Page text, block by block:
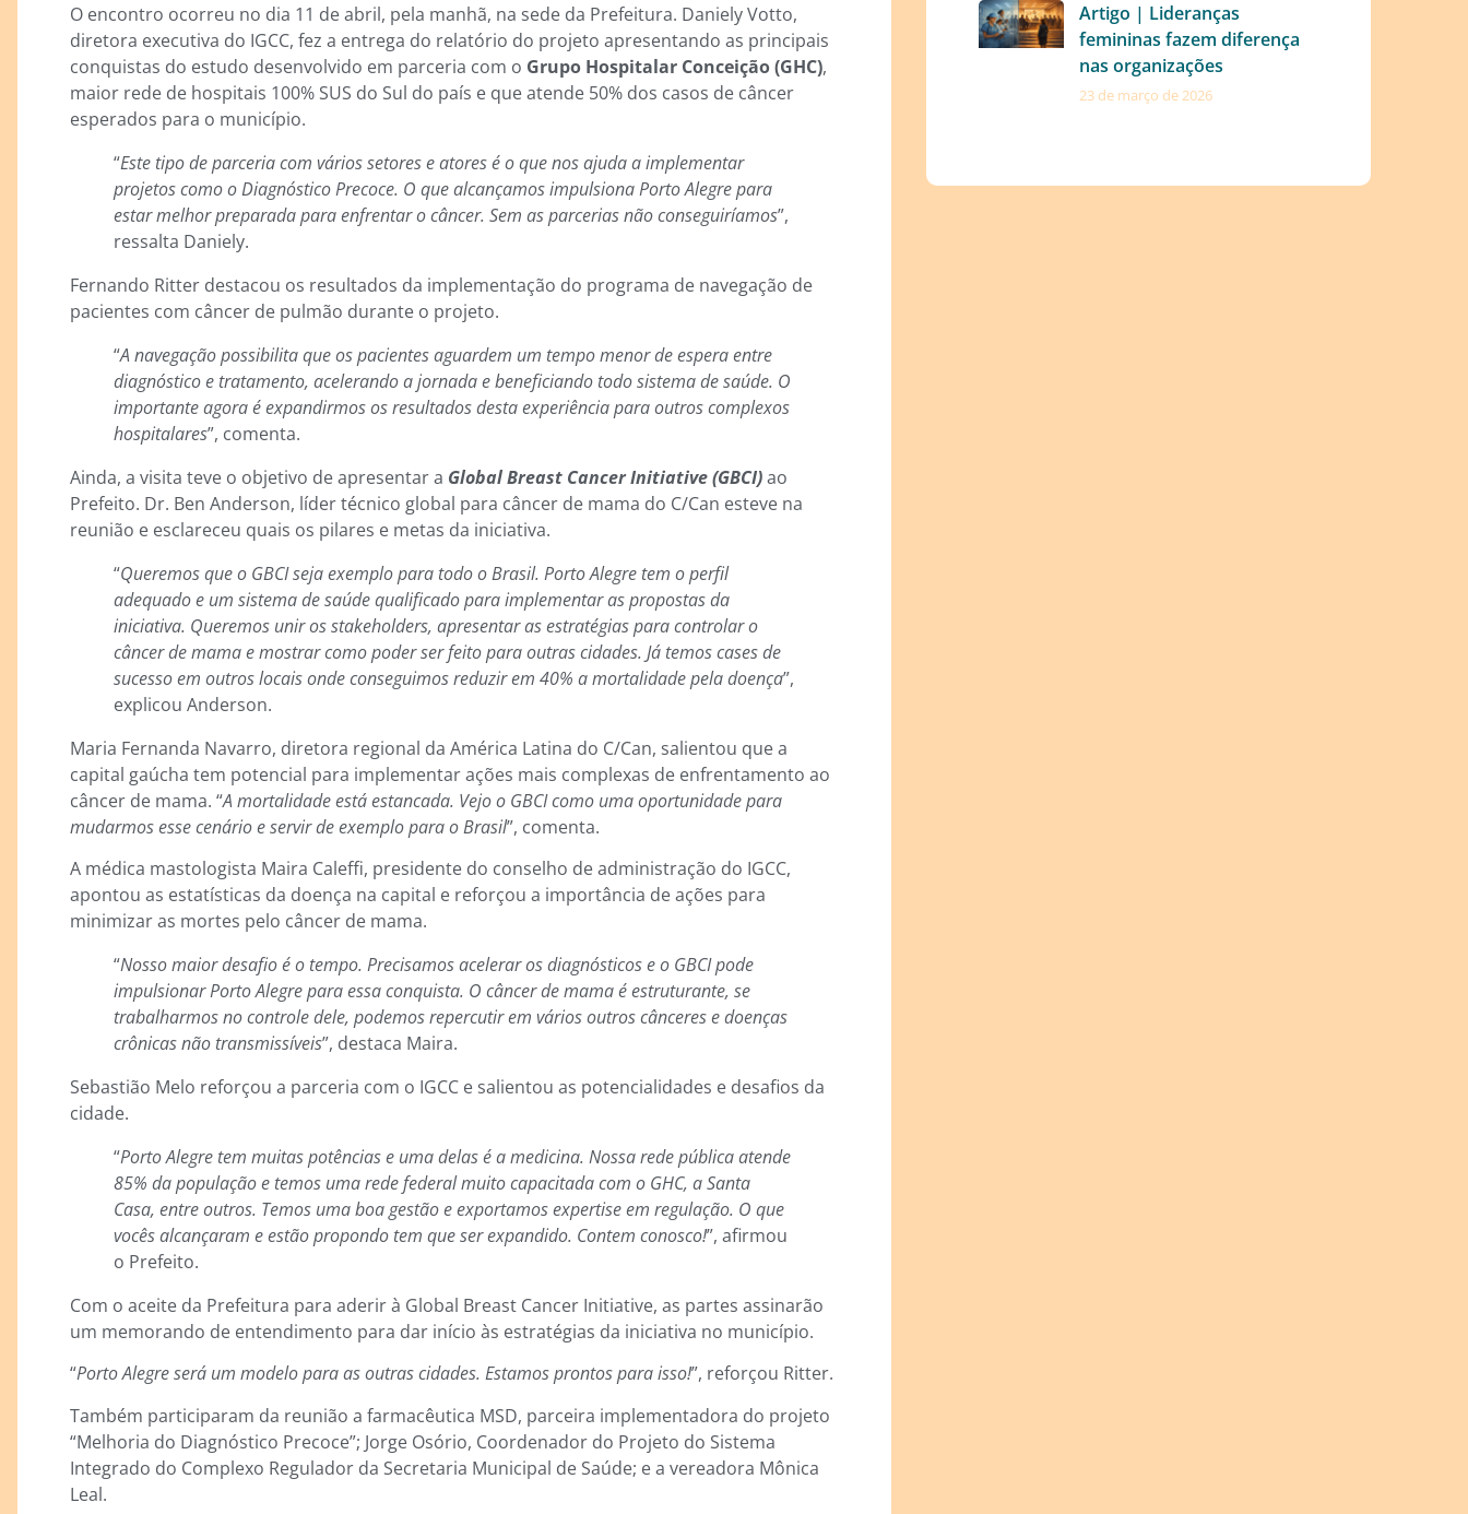
O encontro ocorreu no dia 11 de abril, pela manhã, na sede da Prefeitura. Daniely Votto,
diretora executiva do IGCC, fez a entrega do relatório do projeto apresentando as principais
conquistas do estudo desenvolvido em parceria com o Grupo Hospitalar Conceição (GHC),
maior rede de hospitais 100% SUS do Sul do país e que atende 50% dos casos de câncer
esperados para o município.
“Este tipo de parceria com vários setores e atores é o que nos ajuda a implementar
projetos como o Diagnóstico Precoce. O que alcançamos impulsiona Porto Alegre para
estar melhor preparada para enfrentar o câncer. Sem as parcerias não conseguiríamos”,
ressalta Daniely.
Fernando Ritter destacou os resultados da implementação do programa de navegação de
pacientes com câncer de pulmão durante o projeto.
“A navegação possibilita que os pacientes aguardem um tempo menor de espera entre
diagnóstico e tratamento, acelerando a jornada e beneficiando todo sistema de saúde. O
importante agora é expandirmos os resultados desta experiência para outros complexos
hospitalares”, comenta.
Ainda, a visita teve o objetivo de apresentar a Global Breast Cancer Initiative (GBCI)ao
Prefeito. Dr. Ben Anderson, líder técnico global para câncer de mama do C/Can esteve na
reunião e esclareceu quais os pilares e metas da iniciativa.
“Queremos que o GBCI seja exemplo para todo o Brasil. Porto Alegre tem o perfil
adequado e um sistema de saúde qualificado para implementar as propostas da
iniciativa. Queremos unir os stakeholders, apresentar as estratégias para controlar o
câncer de mama e mostrar como poder ser feito para outras cidades. Já temos cases de
sucesso em outros locais onde conseguimos reduzir em 40% a mortalidade pela doença”,
explicou Anderson.
Maria Fernanda Navarro, diretora regional da América Latina do C/Can, salientou que a
capital gaúcha tem potencial para implementar ações mais complexas de enfrentamento ao
câncer de mama. “A mortalidade está estancada. Vejo o GBCI como uma oportunidade para
mudarmos esse cenário e servir de exemplo para o Brasil”, comenta.
A médica mastologista Maira Caleffi, presidente do conselho de administração do IGCC,
apontou as estatísticas da doença na capital e reforçou a importância de ações para
minimizar as mortes pelo câncer de mama.
“Nosso maior desafio é o tempo. Precisamos acelerar os diagnósticos e o GBCI pode
impulsionar Porto Alegre para essa conquista. O câncer de mama é estruturante, se
trabalharmos no controle dele, podemos repercutir em vários outros cânceres e doenças
crônicas não transmissíveis”, destaca Maira.
Sebastião Melo reforçou a parceria com o IGCC e salientou as potencialidades e desafios da
cidade.
“Porto Alegre tem muitas potências e uma delas é a medicina. Nossa rede pública atende
85% da população e temos uma rede federal muito capacitada com o GHC, a Santa
Casa, entre outros. Temos uma boa gestão e exportamos expertise em regulação. O que
vocês alcançaram e estão propondo tem que ser expandido. Contem conosco!”, afirmou
o Prefeito.
Com o aceite da Prefeitura para aderir à Global Breast Cancer Initiative, as partes assinarão
um memorando de entendimento para dar início às estratégias da iniciativa no município.
“Porto Alegre será um modelo para as outras cidades. Estamos prontos para isso!”, reforçou Ritter.
Também participaram da reunião a farmacêutica MSD, parceira implementadora do projeto
“Melhoria do Diagnóstico Precoce”; Jorge Osório, Coordenador do Projeto do Sistema
Integrado do Complexo Regulador da Secretaria Municipal de Saúde; e a vereadora Mônica
Leal.
Artigo | Lideranças
femininas fazem diferença
nas organizações
23 de março de 2026